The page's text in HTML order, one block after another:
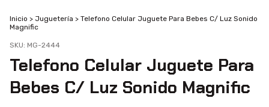
Inicio > Juguetería > Telefono Celular Juguete Para Bebes C/ Luz Sonido
Magnific
SKU: MG-2444
Telefono Celular Juguete Para
Bebes C/ Luz Sonido Magnific